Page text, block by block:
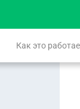
Как это